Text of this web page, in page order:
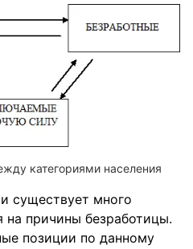
категориями населения
существует много
на причины безработицы.
позиции по данному